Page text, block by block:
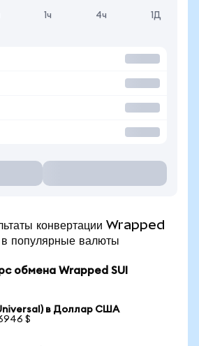
1ч 4ч 1Д
конвертации Wrapped
популярные валюты
обмена Wrapped SUI
в Доллар США
$